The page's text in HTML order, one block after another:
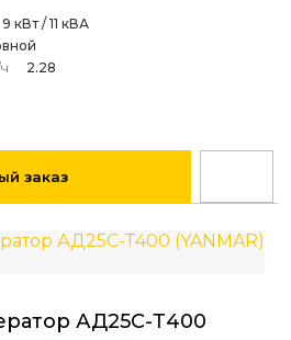
9 кВт / 11 кВА
2.28
заказ
АД25С-Т400